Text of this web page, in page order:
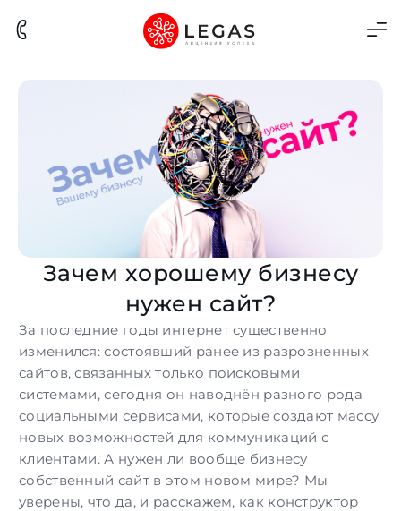
Зачем хорошему бизнесу
нужен сайт?
За последние годы интернет существенно
изменился: состоявший ранее из разрозненных
сайтов, связанных только поисковыми
системами, сегодня он наводнён разного рода
социальными сервисами, которые создают массу
новых возможностей для коммуникаций с
клиентами. А нужен ли вообще бизнесу
собственный сайт в этом новом мире? Мы
уверены, что да, и расскажем, как конструктор